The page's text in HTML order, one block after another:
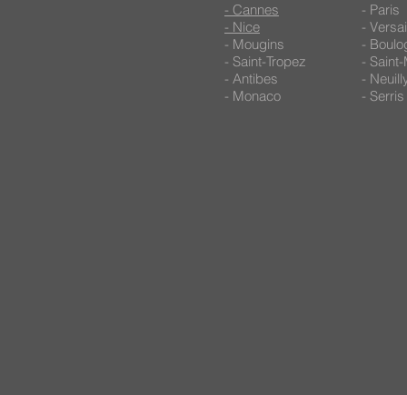
- Cannes
- Nice
- Mougins
- Saint-Tropez
- Antibes
- Monaco
- Paris
-
-
-
-
- Serris